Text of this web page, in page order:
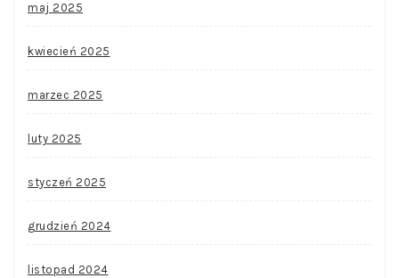
maj 2025
kwiecień 2025
marzec 2025
luty 2025
styczeń 2025
grudzień 2024
listopad 2024